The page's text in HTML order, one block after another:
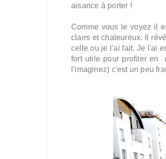
aisance à porter !
Comme vous le voyez il
clairs et chaleureux. Il
celle ou je l'ai fait. Je l'ai
fort utile pour profiter en
l'imaginez) c'est un peu